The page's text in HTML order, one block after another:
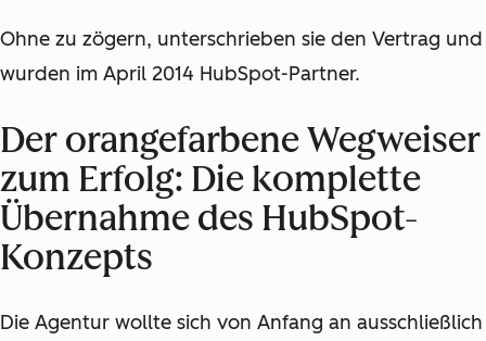
Ohne zu zögern, unterschrieben sie den Vertrag und
wurden im April 2014 HubSpot-Partner.
Der orangefarbene Wegweiser
zum Erfolg: Die komplette
Übernahme des HubSpot-
Konzepts
Die Agentur wollte sich von Anfang an ausschließlich